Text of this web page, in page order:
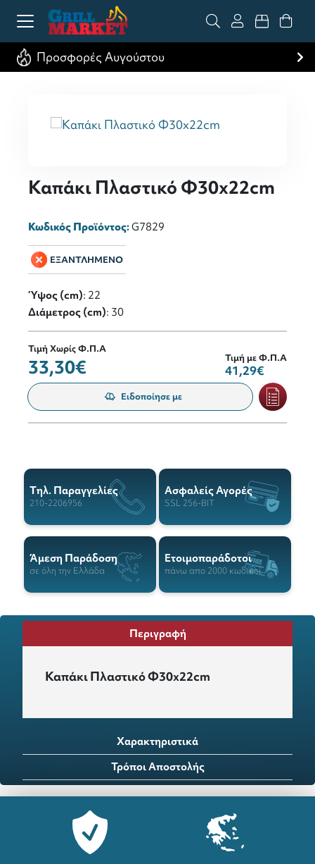
Προσφορές Αυγούστου
Καπάκι Πλαστικό Φ30x22cm
Κωδικός Προϊόντος:G7829
ΕΞΑΝΤΛΗΜΕΝΟ
Ύψος (cm): 22
Διάμετρος (cm): 30
Τιμή Χωρίς Φ.Π.Α
33,30€ Τιμή με Φ.Π.Α
41,29€
Ειδοποίησε με
Tηλ. Παραγγελίες
210-2206956
Ασφαλείς Αγορές
SSL 256-BIT
Άμεση Παράδοση
σε όλη την Ελλάδα
Ετοιμοπαράδοτοι
πάνω απο 2000 κωδικοί
Περιγραφή
Καπάκι Πλαστικό Φ30x22cm
Χαρακτηριστικά
Τρόποι Αποστολής